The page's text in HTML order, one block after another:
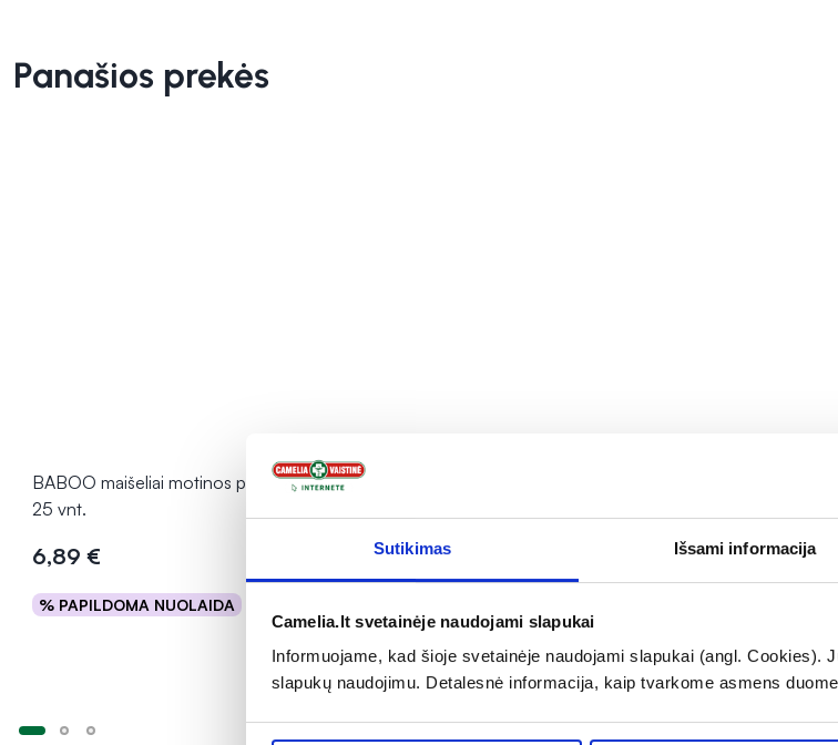
Sutikimas Išsami informacija
Camelia.lt svetainėje naudojami slapukai
Informuojame, kad šioje svetainėje naudojami slapukai (angl. Cookies).
slapukų naudojimu. Detalesnė informacija, kaip tvarkome asmens
Panašios prekės
BABOO maišeliai motinos pienui laikyti,
25 vnt.
6,89 €
% PAPILDOMA NUOLAIDA
Į krepšelį
6,49 €
Į krepšelį
53,49